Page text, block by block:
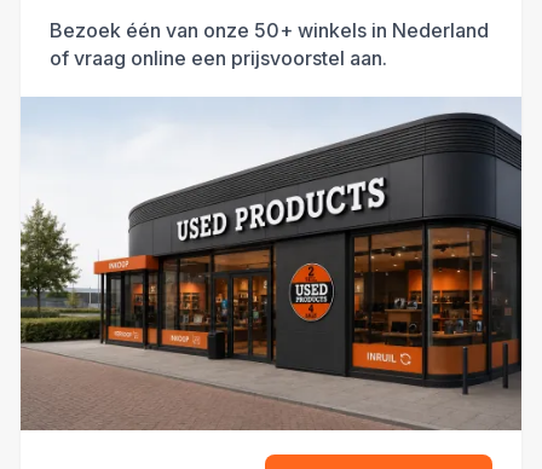
Bezoek één van onze 50+ winkels in Nederland
of vraag online een prijsvoorstel aan.